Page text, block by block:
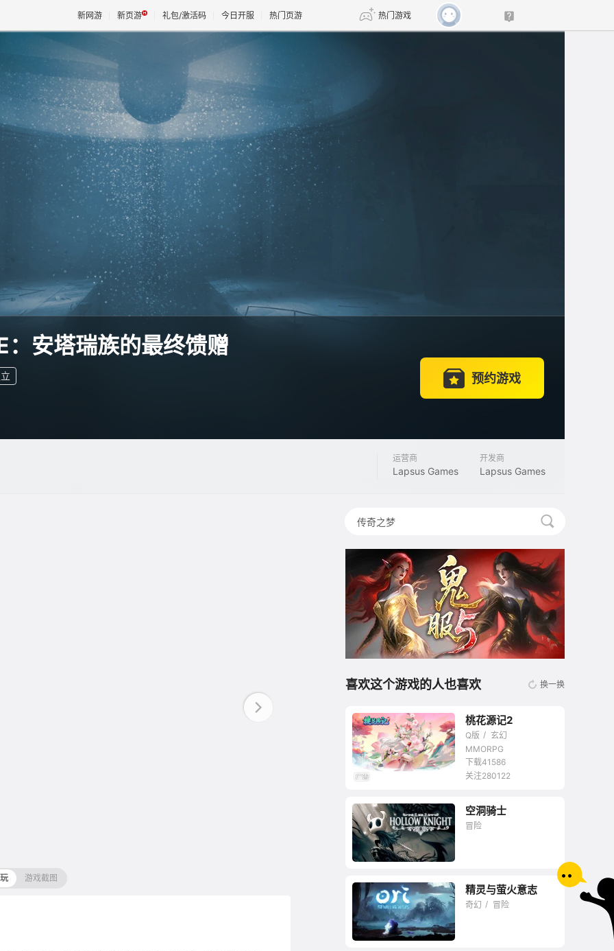
新网游 新页游 礼包/激活码 今日开服 热门页游 热门游戏
天堂 剑网3旗舰版
王权与自由 诛仙世界
：安塔瑞族的最终馈赠
预约游戏
运营商
Lapsus Games
开发商
Lapsus Games
游戏截图
喜欢这个游戏的人也喜欢 换一换
网游
桃花源记2
Q版
玄幻
MMORPG
下载41586
关注280122
空洞骑士
冒险
精灵与萤火意志
奇幻 冒险